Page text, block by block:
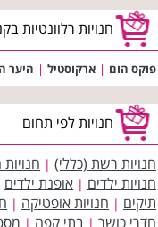
חנויות רלוונטיות
פוקס הום | ארקוסטיל | היער
חנויות לפי תחום
חנויות רשת (כללי) |
חנויות ילדים | אופנת ילדים
תיקים | חנויות אופטיקה |
חדרי כושר | בתי קפה |